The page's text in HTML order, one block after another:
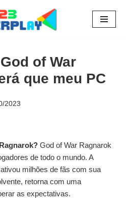
of War
que meu PC
2023
God of War Ragnarok
de todo o mundo. A
milhões de fãs com sua
retorna com uma
as expectativas.